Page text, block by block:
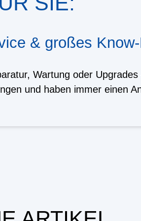
& großes
Wartung oder
und haben immer einen